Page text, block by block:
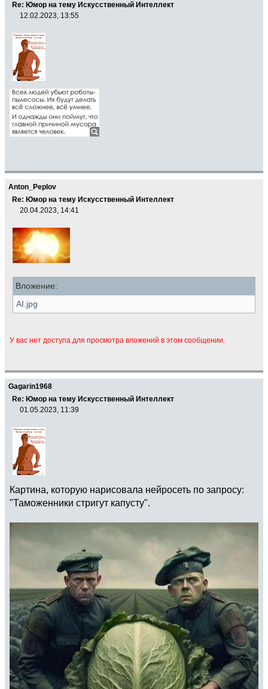
Re: Юмор на тему Искусственный Интеллект
12.02.2023, 13:55
Anton_Peplov
Re: Юмор на тему Искусственный Интеллект
20.04.2023, 14:41
Вложение:
AI.jpg
У вас нет доступа для просмотра вложений в этом сообщении.
Gagarin1968
Re: Юмор на тему Искусственный Интеллект
01.05.2023, 11:39
Картина, которую нарисовала нейросеть по запросу:
"Таможенники стригут капусту".